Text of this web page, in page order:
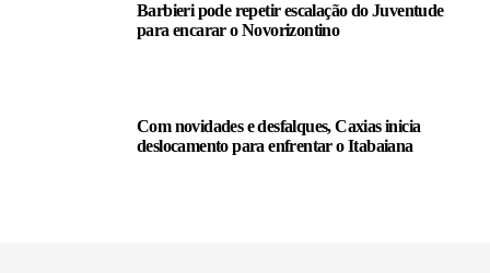
Barbieri pode repetir escalação do Juventude
para encarar o Novorizontino
Com novidades e desfalques, Caxias inicia
deslocamento para enfrentar o Itabaiana